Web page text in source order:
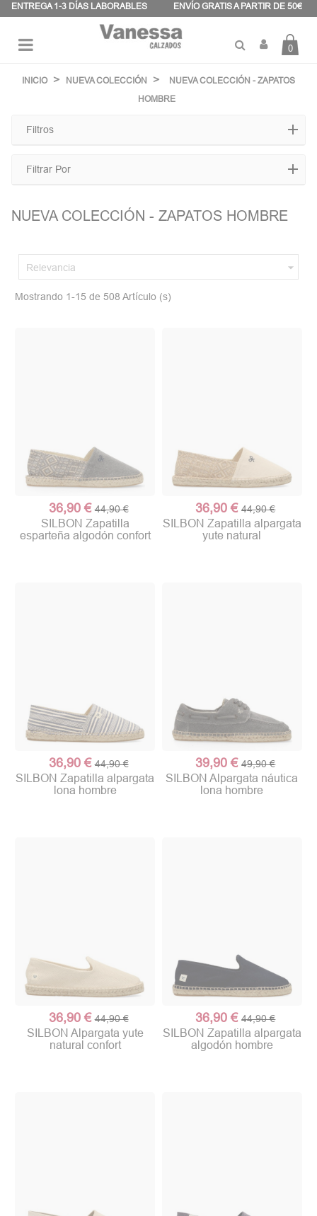
ENTREGA 1-3 DÍAS LABORABLES ENVÍO GRATIS A PARTIR DE 50€
de
palanca
0
INICIO NUEVA COLECCIÓN
NUEVA COLECCIÓN - ZAPATOS
HOMBRE
Filtros
Filtrar Por
NUEVA COLECCIÓN - ZAPATOS HOMBRE
Relevancia 
Mostrando 1-15 de 508 Artículo (s)
36,90 € 44,90 €
SILBON Zapatilla
esparteña algodón confort
36,90 € 44,90 €
SILBON Zapatilla alpargata
yute natural
36,90 € 44,90 €
SILBON Zapatilla alpargata
lona hombre
39,90 € 49,90 €
SILBON Alpargata náutica
lona hombre
36,90 € 44,90 €
SILBON Alpargata yute
natural confort
36,90 € 44,90 €
SILBON Zapatilla alpargata
algodón hombre
Panel de gestión de cookies